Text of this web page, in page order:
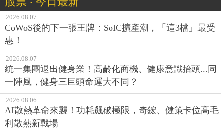
2026.08.07
CoWoS後的下一張王牌：SoIC擴產潮，「這3檔」最受
惠！
2026.08.07
統一集團退出健身業！高齡化商機、健康意識抬頭...同
一陣風，健身三巨頭命運大不同？
2026.08.06
AI散熱革命來襲！功耗飆破極限，奇鋐、健策卡位高毛
利散熱新戰場